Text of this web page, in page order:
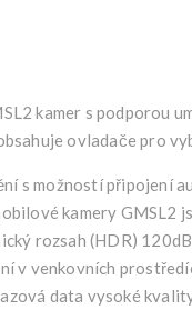
kamer s podporou
ovladače pro
s možností připojení
kamery GMSL2
rozsah (HDR)
v venkovních
data vysoké